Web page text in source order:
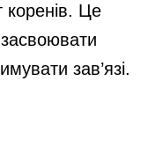
коренів. Це
зав’язі.